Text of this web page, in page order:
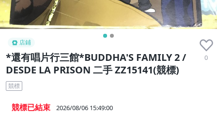
店鋪
*還有唱片行三館*BUDDHA'S FAMILY 2 /
DESDE LA PRISON 二手 ZZ15141(競標)
0
競標
競標已結束 2026/08/06 15:49:00